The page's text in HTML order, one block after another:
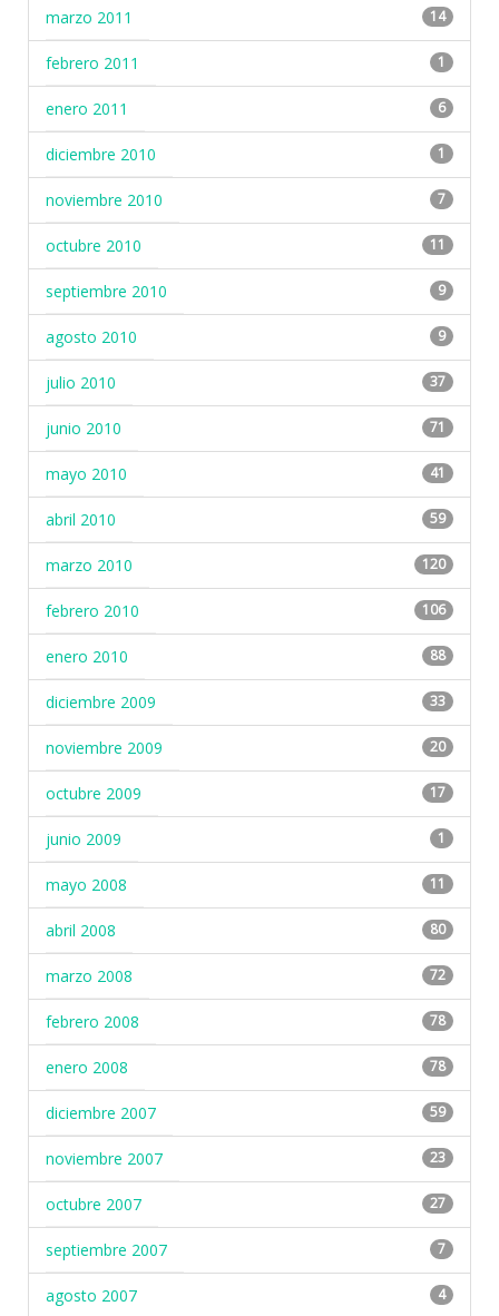
marzo 2011 14
febrero 2011 1
enero 2011 6
diciembre 2010 1
noviembre 2010 7
octubre 2010 11
septiembre 2010 9
agosto 2010 9
julio 2010 37
junio 2010 71
mayo 2010 41
abril 2010 59
marzo 2010 120
febrero 2010 106
enero 2010 88
diciembre 2009 33
noviembre 2009 20
octubre 2009 17
junio 2009 1
mayo 2008 11
abril 2008 80
marzo 2008 72
febrero 2008 78
enero 2008 78
diciembre 2007 59
noviembre 2007 23
octubre 2007 27
septiembre 2007 7
agosto 2007 4